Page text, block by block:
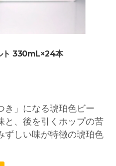
ト 330mL×24本
き」になる琥珀色ビー
と、後を引くホップの苦
ずしい味が特徴の琥珀色